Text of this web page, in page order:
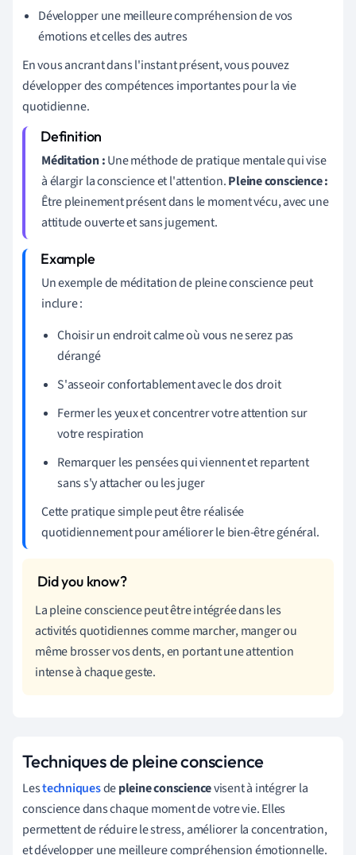
Développer une meilleure compréhension de vos
émotions et celles des autres
En vous ancrant dans l'instant présent, vous pouvez
développer des compétences importantes pour la vie
quotidienne.
Méditation :Une méthode de pratique mentale qui vise
à élargir la conscience et l'attention.Pleine conscience :
Être pleinement présent dans le moment vécu, avec une
attitude ouverte et sans jugement.
Un exemple de méditation de pleine conscience peut
inclure :
Choisir un endroit calme où vous ne serez pas
dérangé
S'asseoir confortablement avec le dos droit
Fermer les yeux et concentrer votre attention sur
votre respiration
Remarquer les pensées qui viennent et repartent
sans s'y attacher ou les juger
Cette pratique simple peut être réalisée
quotidiennement pour améliorer le bien-être général.
La pleine conscience peut être intégrée dans les
activités quotidiennes comme marcher, manger ou
même brosser vos dents, en portant une attention
intense à chaque geste.
Techniques de pleine conscience
Lestechniquesdepleine consciencevisent à intégrer la
conscience dans chaque moment de votre vie. Elles
permettent de réduire le stress, améliorer la concentration,
et développer une meilleure compréhension émotionnelle.